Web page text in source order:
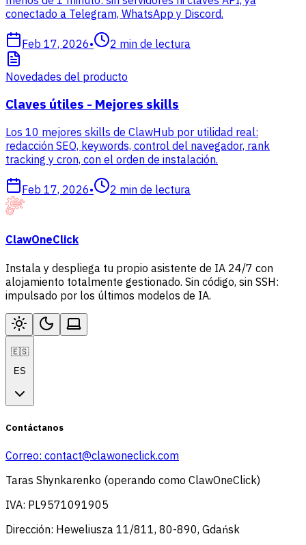
conectado a Telegram, WhatsApp y Discord.
Feb 17, 2026• 2 min de lectura
Novedades del producto
Claves útiles - Mejores skills
Los 10 mejores skills de ClawHub por utilidad real:
redacción SEO, keywords, control del navegador, rank
tracking y cron, con el orden de instalación.
Feb 17, 2026• 2 min de lectura
ClawOneClick
Instala y despliega tu propio asistente de IA 24/7 con
alojamiento totalmente gestionado. Sin código, sin SSH:
impulsado por los últimos modelos de IA.
🇪🇸
ES
Contáctanos
Correo: contact@clawoneclick.com
Taras Shynkarenko (operando como ClawOneClick)
IVA: PL9571091905
Dirección: Heweliusza 11/811, 80-890, Gdańsk